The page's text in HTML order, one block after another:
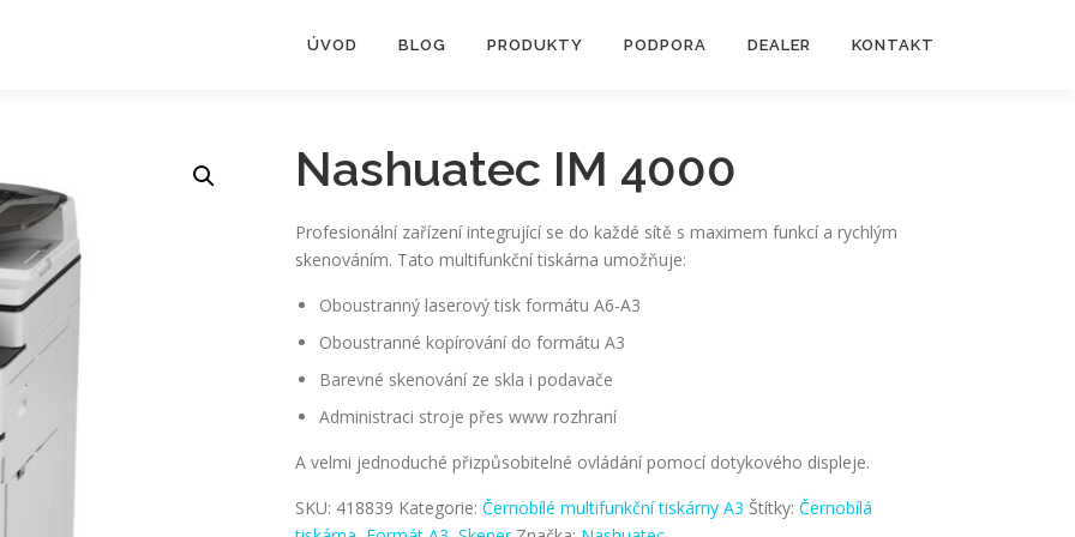
ÚVOD BLOG PRODUKTY PODPORA DEALER KONTAKT
Nashuatec IM 4000
Profesionální zařízení integrující se do každé sítě s maximem funkcí a rychlým
skenováním. Tato multifunkční tiskárna umožňuje:
Oboustranný laserový tisk formátu A6-A3
Oboustranné kopírování do formátu A3
Barevné skenování ze skla i podavače
Administraci stroje přes www rozhraní
A velmi jednoduché přizpůsobitelné ovládání pomocí dotykového displeje.
SKU: 418839 Kategorie:Černobílé multifunkční tiskárny A3 Štítky:Černobílá